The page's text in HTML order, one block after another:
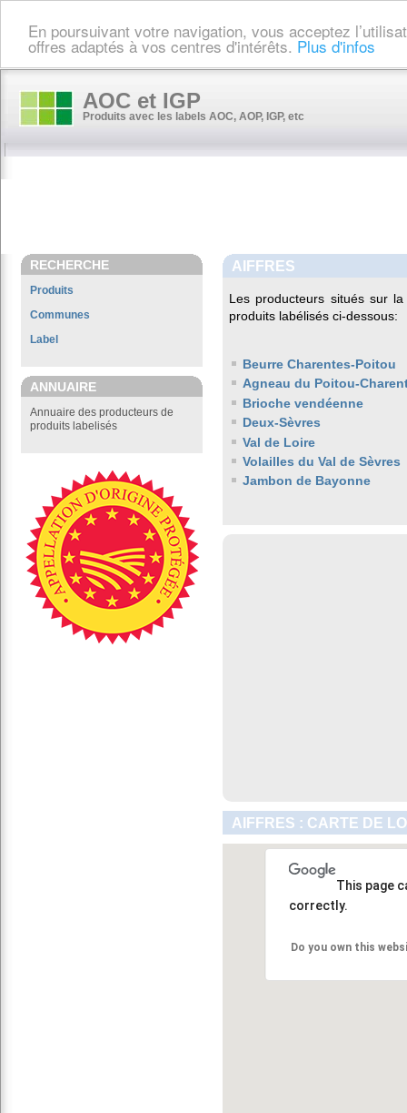
En poursuivant votre navigation, vous acceptez
offres adaptés à vos centres d'intérêts. Plus d'infos
AOC et IGP
Produits avec les labels AOC, AOP, IGP, etc
RECHERCHE
Produits
Communes
Label
ANNUAIRE
Annuaire des producteurs de
produits labelisés
AIFFRES
Les producteurs situés sur
produits labélisés ci-dessous:
Beurre Charentes-Poitou
Agneau du Poitou-
Brioche vendéenne
Deux-Sèvres
Val de Loire
Volailles du Val de Sèvres
Jambon de Bayonne
AIFFRES : CARTE DE
This page
correctly.
Do you own this